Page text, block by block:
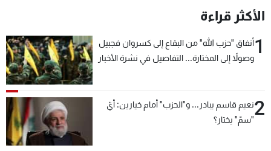
الأكثر قراءة
1أنفاق "حزب الله" من البقاع إلى كسروان فجبيل
وصولاً إلى المختارة... التفاصيل في نشرة الأخبار
2نعيم قاسم يبادر... و"الحزب" أمام خيارين: أيّ
"سمّ" يختار؟
شاهد البرامج
الترددات
عن MTV
وظائف
شروط الإسـتخدام
سياسة الخصوصية